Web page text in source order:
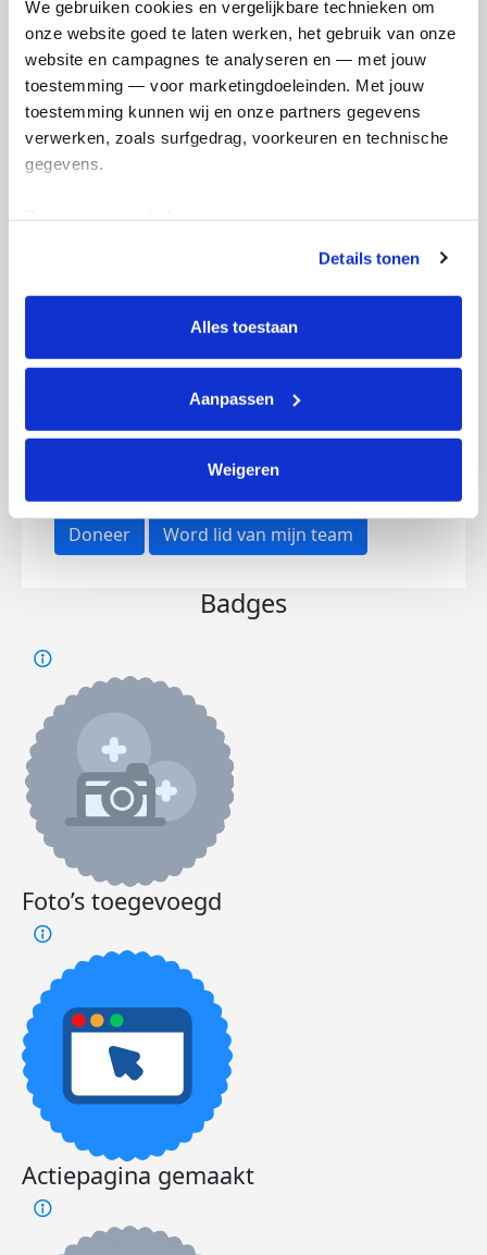
We gebruiken cookies en vergelijkbare technieken om
onze website goed te laten werken, het gebruik van onze
website en campagnes te analyseren en — met jouw
toestemming — voor marketingdoeleinden. Met jouw
toestemming kunnen wij en onze partners gegevens
verwerken, zoals surfgedrag, voorkeuren en technische
gegevens.
tonen. Je kunt je toestemming op elk moment wijzigen of
intrekken via Cookie instellingen onderaan de pagina. De
lijst met cookies is te vinden in het tabblad “details”.
Details tonen
Alles toestaan
Aanpassen
Weigeren
Referentie
Opgehaald Streefbedrag
Doneer Word lid van mijn team
Badges
Foto’s toegevoegd
Actiepagina gemaakt